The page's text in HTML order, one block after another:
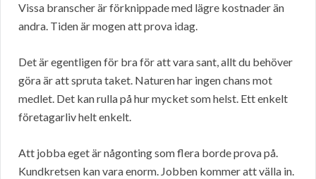
Vissa branscher är förknippade med lägre kostnader än
andra. Tiden är mogen att prova idag.
Det är egentligen för bra för att vara sant, allt du behöver
göra är att spruta taket. Naturen har ingen chans mot
medlet. Det kan rulla på hur mycket som helst. Ett enkelt
företagarliv helt enkelt.
Att jobba eget är någonting som flera borde prova på.
Kundkretsen kan vara enorm. Jobben kommer att välla in.